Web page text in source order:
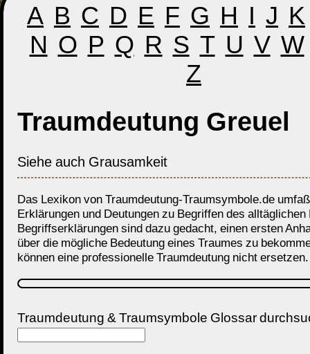
A B C D E F G H I J K
N O P Q R S T U V W
Z
Traumdeutung Greuel
Siehe auch Grausamkeit
Das Lexikon von Traumdeutung-Traumsymbole.de
Erklärungen und Deutungen zu Begriffen des alltäglichen
Begriffserklärungen sind dazu gedacht, einen ersten
über die mögliche Bedeutung eines Traumes zu
können eine professionelle Traumdeutung nicht ersetzen.
Traumdeutung & Traumsymbole Glossar